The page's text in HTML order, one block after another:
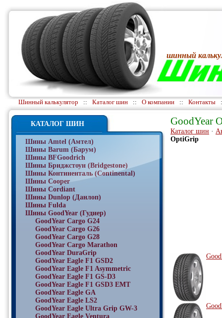
шинный
Шинный калькулятор :: Каталог шин :: О компании :: Контакты
КАТАЛОГ ШИН
Шины Amtel (Амтел)
Шины Barum (Барум)
Шины BFGoodrich
Шины Бриджстоун (Bridgestone)
Шины Континенталь (Continental)
Шины Cooper
Шины Cordiant
Шины Dunlop (Данлоп)
Шины Fulda
Шины GoodYear (Гудиер)
GoodYear Cargo G24
GoodYear Cargo G26
GoodYear Cargo G28
GoodYear Cargo Marathon
GoodYear DuraGrip
GoodYear Eagle F1 GSD2
GoodYear Eagle F1 Asymmetric
GoodYear Eagle F1 GS-D3
GoodYear Eagle F1 GSD3 EMT
GoodYear Eagle GA
GoodYear Eagle LS2
GoodYear Eagle Ultra Grip GW-3
GoodYear Eagle Ventura
GoodYear
Каталог шин ·
OptiGrip